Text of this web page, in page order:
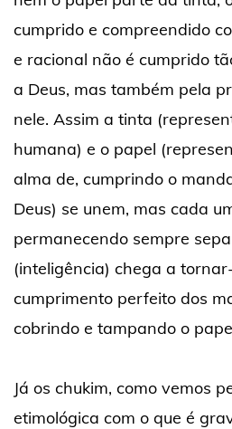
cumprido e compreendido
e racional não é cumprido
a Deus, mas também pela
nele. Assim a tinta
humana) e o papel
alma de, cumprindo o
Deus) se unem, mas cada
permanecendo sempre
(inteligência) chega a
cumprimento perfeito dos
cobrindo e tampando o
Já os chukim, como vemos
etimológica com o que é